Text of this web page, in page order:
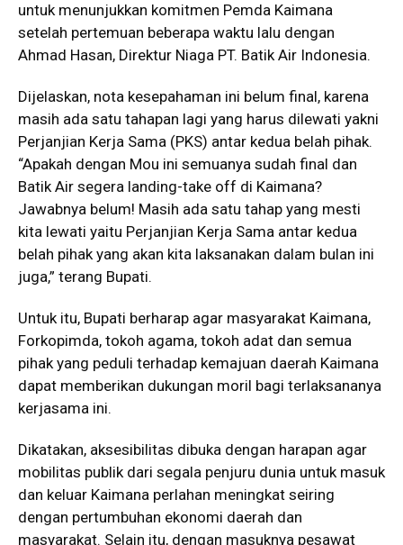
untuk menunjukkan komitmen Pemda Kaimana
setelah pertemuan beberapa waktu lalu dengan
Ahmad Hasan, Direktur Niaga PT. Batik Air Indonesia.
Dijelaskan, nota kesepahaman ini belum final, karena
masih ada satu tahapan lagi yang harus dilewati yakni
Perjanjian Kerja Sama (PKS) antar kedua belah pihak.
“Apakah dengan Mou ini semuanya sudah final dan
Batik Air segera landing-take off di Kaimana?
Jawabnya belum! Masih ada satu tahap yang mesti
kita lewati yaitu Perjanjian Kerja Sama antar kedua
belah pihak yang akan kita laksanakan dalam bulan ini
juga,” terang Bupati.
Untuk itu, Bupati berharap agar masyarakat Kaimana,
Forkopimda, tokoh agama, tokoh adat dan semua
pihak yang peduli terhadap kemajuan daerah Kaimana
dapat memberikan dukungan moril bagi terlaksananya
kerjasama ini.
Dikatakan, aksesibilitas dibuka dengan harapan agar
mobilitas publik dari segala penjuru dunia untuk masuk
dan keluar Kaimana perlahan meningkat seiring
dengan pertumbuhan ekonomi daerah dan
masyarakat. Selain itu, dengan masuknya pesawat